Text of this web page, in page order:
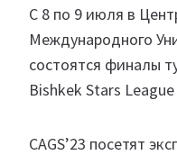
С 8 по 9 июля в
Международного
состоятся финалы
Bishkek Stars
CAGS’23 посетят